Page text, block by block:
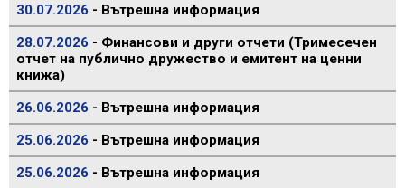
30.07.2026 - Вътрешна информация
28.07.2026 - Финансови и други отчети (Тримесечен
отчет на публично дружество и емитент на ценни
книжа)
26.06.2026 - Вътрешна информация
25.06.2026 - Вътрешна информация
25.06.2026 - Вътрешна информация